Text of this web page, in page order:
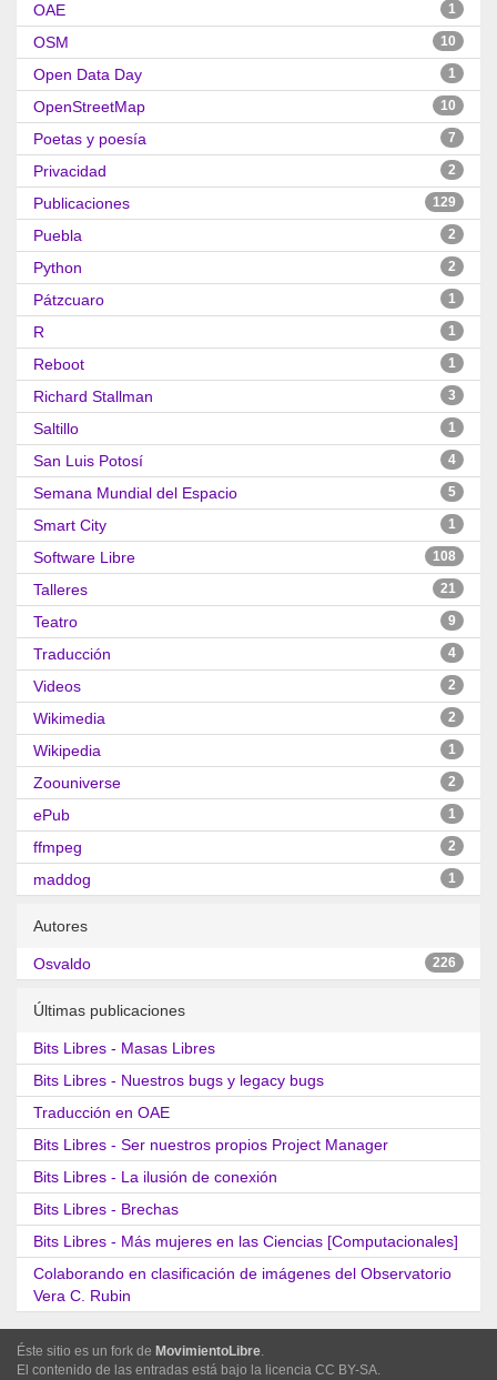
OAE 1
OSM 10
Open Data Day 1
OpenStreetMap 10
Poetas y poesía 7
Privacidad 2
Publicaciones 129
Puebla 2
Python 2
Pátzcuaro 1
R 1
Reboot 1
Richard Stallman 3
Saltillo 1
San Luis Potosí 4
Semana Mundial del Espacio 5
Smart City 1
Software Libre 108
Talleres 21
Teatro 9
Traducción 4
Videos 2
Wikimedia 2
Wikipedia 1
Zoouniverse 2
ePub 1
ffmpeg 2
maddog 1
Autores
Osvaldo 226
Últimas publicaciones
Bits Libres - Masas Libres
Bits Libres - Nuestros bugs y legacy bugs
Traducción en OAE
Bits Libres - Ser nuestros propios Project Manager
Bits Libres - La ilusión de conexión
Bits Libres - Brechas
Bits Libres - Más mujeres en las Ciencias [Computacionales]
Colaborando en clasificación de imágenes del Observatorio
Vera C. Rubin
Éste sitio es un fork de MovimientoLibre.
El contenido de las entradas está bajo la licencia CC BY-SA.